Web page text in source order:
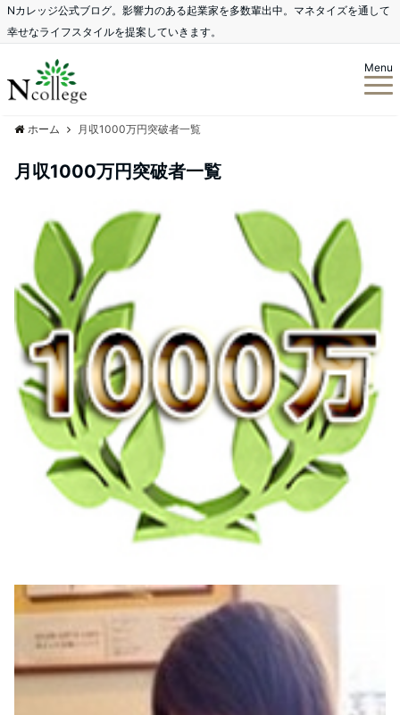
Nカレッジ公式ブログ。影響力のある起業家を多数輩出中。マネタイズを通して
幸せなライフスタイルを提案していきます。
Menu
ホーム 月収1000万円突破者一覧
月収1000万円突破者一覧